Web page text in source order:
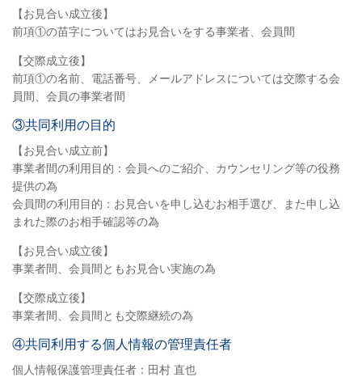
【お見合い成立後】
前項①の苗字についてはお見合いをする事業者、会員間
【交際成立後】
前項①の名前、電話番号、メールアドレスについては交際する会
員間、会員の事業者間
③共同利用の目的
【お見合い成立前】
事業者間の利用目的：会員へのご紹介、カウンセリング等の役務
提供の為
会員間の利用目的：お見合いを申し込むお相手選び、また申し込
まれた際のお相手確認等の為
【お見合い成立後】
事業者間、会員間ともお見合い実施の為
【交際成立後】
事業者間、会員間とも交際継続の為
④共同利用する個人情報の管理責任者
個人情報保護管理責任者：田村 直也